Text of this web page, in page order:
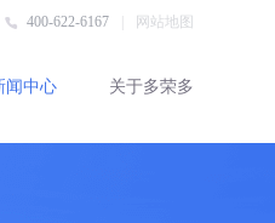
400-622-6167 网站地图
闻中心 关于多荣多